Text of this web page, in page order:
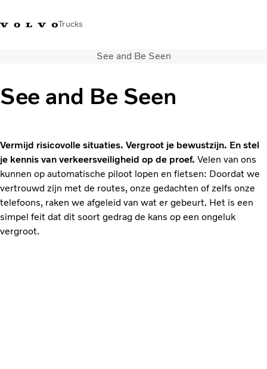
Trucks
Merchandise ShopInloggen
Transportoplossingen
Over ons
Pers en media
Contact
Energietransitie
Dealerlocator
See and Be Seen
See and Be Seen
Vermijd risicovolle situaties. Vergroot je bewustzijn. En stel
je kennis van verkeersveiligheid op de proef. Velen van ons
kunnen op automatische piloot lopen en fietsen: Doordat we
vertrouwd zijn met de routes, onze gedachten of zelfs onze
telefoons, raken we afgeleid van wat er gebeurt. Het is een
simpel feit dat dit soort gedrag de kans op een ongeluk
vergroot.